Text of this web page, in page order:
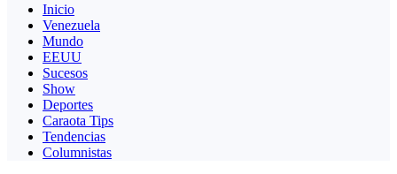
Inicio
Venezuela
Mundo
EEUU
Sucesos
Show
Deportes
Caraota Tips
Tendencias
Columnistas